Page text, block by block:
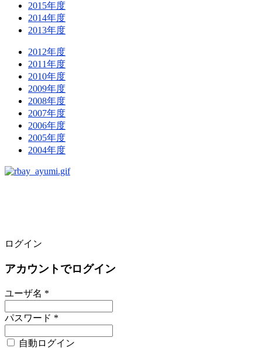
2015年度
2014年度
2013年度
2012年度
2011年度
2010年度
2009年度
2008年度
2007年度
2006年度
2005年度
2004年度
ログイン
アカウントでログイン
ユーザ名 *
パスワード *
自動ログイン